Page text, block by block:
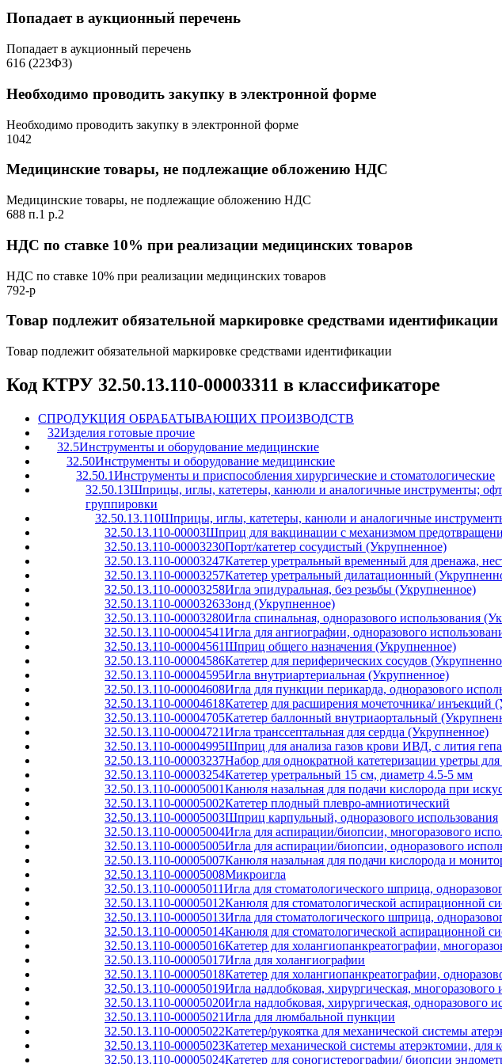
Попадает в аукционный перечень
Попадает в аукционный перечень
616 (223ФЗ)
Необходимо проводить закупку в электронной форме
Необходимо проводить закупку в электронной форме
1042
Медицинские товары, не подлежащие обложению НДС
Медицинские товары, не подлежащие обложению НДС
688 п.1 р.2
НДС по ставке 10% при реализации медицинских товаров
НДС по ставке 10% при реализации медицинских товаров
792-р
Товар подлежит обязательной маркировке средствами идентификации
Товар подлежит обязательной маркировке средствами идентификации
Код КТРУ 32.50.13.110-00003311 в классификаторе
CПРОДУКЦИЯ ОБРАБАТЫВАЮЩИХ ПРОИЗВОДСТВ
32Изделия готовые прочие
32.5Инструменты и оборудование медицинские
32.50Инструменты и оборудование медицинские
32.50.1Инструменты и приспособления хирургические и стоматологические
32.50.13Шприцы, иглы, катетеры, канюли и аналогичные инструменты;
группировки
32.50.13.110Шприцы, иглы, катетеры, канюли и аналогичные
32.50.13.110-00003Шприц для вакцинации с механизмом
32.50.13.110-00003230Порт/катетер сосудистый (Укрупненное)
32.50.13.110-00003247Катетер уретральный временный для дренажа,
32.50.13.110-00003257Катетер уретральный дилатационный
32.50.13.110-00003258Игла эпидуральная, без резьбы (Укрупненное)
32.50.13.110-00003263Зонд (Укрупненное)
32.50.13.110-00003280Игла спинальная, одноразового использования
32.50.13.110-00004541Игла для ангиографии, одноразового
32.50.13.110-00004561Шприц общего назначения (Укрупненное)
32.50.13.110-00004586Катетер для периферических сосудов
32.50.13.110-00004595Игла внутриартериальная (Укрупненное)
32.50.13.110-00004608Игла для пункции перикарда, одноразового
32.50.13.110-00004618Катетер для расширения мочеточника/ инъекций
32.50.13.110-00004705Катетер баллонный внутриаортальный
32.50.13.110-00004721Игла транссептальная для сердца (Укрупненное)
32.50.13.110-00004995Шприц для анализа газов крови ИВД, с лития
32.50.13.110-00003237Набор для однократной катетеризации уретры
32.50.13.110-00003254Катетер уретральный 15 см, диаметр 4.5-5 мм
32.50.13.110-00005001Канюля назальная для подачи кислорода при
32.50.13.110-00005002Катетер плодный плевро-амниотический
32.50.13.110-00005003Шприц карпульный, одноразового использования
32.50.13.110-00005004Игла для аспирации/биопсии, многоразового
32.50.13.110-00005005Игла для аспирации/биопсии, одноразового
32.50.13.110-00005007Канюля назальная для подачи кислорода и
32.50.13.110-00005008Микроигла
32.50.13.110-00005011Игла для стоматологического шприца,
32.50.13.110-00005012Канюля для стоматологической аспирационной
32.50.13.110-00005013Игла для стоматологического шприца,
32.50.13.110-00005014Канюля для стоматологической аспирационной
32.50.13.110-00005016Катетер для холангиопанкреатографии,
32.50.13.110-00005017Игла для холангиографии
32.50.13.110-00005018Катетер для холангиопанкреатографии,
32.50.13.110-00005019Игла надлобковая, хирургическая, многоразового
32.50.13.110-00005020Игла надлобковая, хирургическая, одноразового
32.50.13.110-00005021Игла для люмбальной пункции
32.50.13.110-00005022Катетер/рукоятка для механической системы
32.50.13.110-00005023Катетер механической системы атерэктомии, для
32.50.13.110-00005024Катетер для соногистерографии/ биопсии